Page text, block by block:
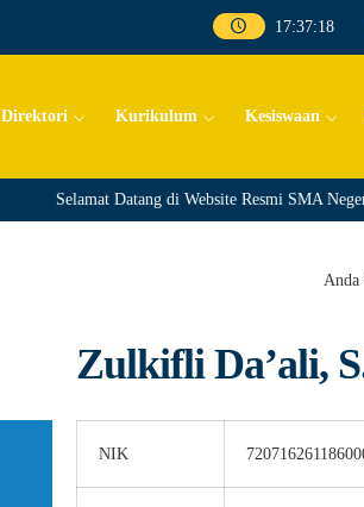
17:37:18
Direktori Kurikulum Kesiswaan
Selamat Datang di Website Resmi SMA
Anda
Zulkifli Da’ali,
NIK